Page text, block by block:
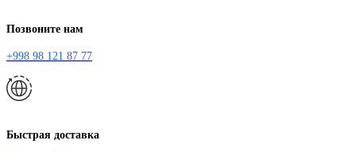
Позвоните нам
+998 98 121 87 77
Быстрая доставка